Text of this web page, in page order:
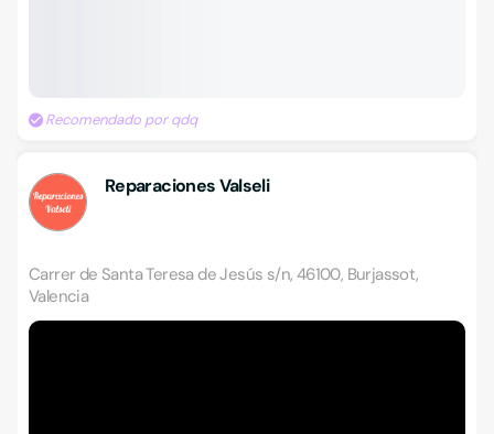
Recomendado por qdq
Reparaciones Valseli
Carrer de Santa Teresa de Jesús s/n, 46100, Burjassot,
Valencia